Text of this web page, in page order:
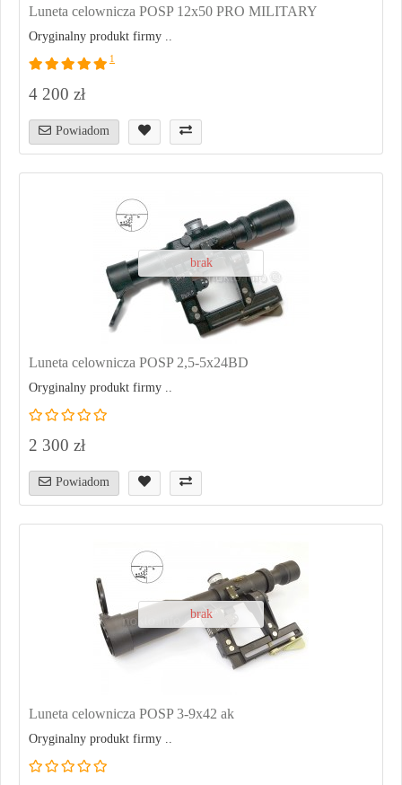
Luneta celownicza POSP 12x50 PRO MILITARY
Oryginalny produkt firmy ..
1
4 200 zł
Powiadom
brak
Luneta celownicza POSP 2,5-5x24BD
Oryginalny produkt firmy ..
2 300 zł
Powiadom
brak
Luneta celownicza POSP 3-9x42 ak
Oryginalny produkt firmy ..